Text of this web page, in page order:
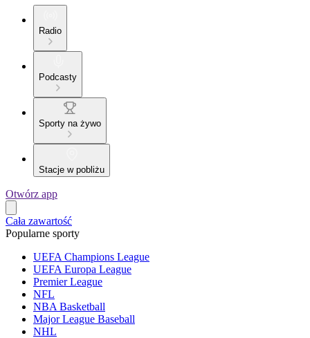
Radio
Podcasty
Sporty na żywo
Stacje w pobliżu
Otwórz app
Cała zawartość
Popularne sporty
UEFA Champions League
UEFA Europa League
Premier League
NFL
NBA Basketball
Major League Baseball
NHL